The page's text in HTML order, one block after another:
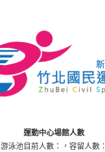
運動中心場館人數
游泳池目前人數：
，容留人數：